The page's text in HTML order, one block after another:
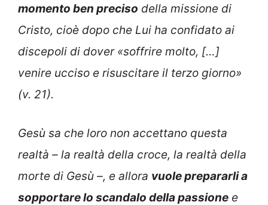
momento ben preciso della missione di
Cristo, cioè dopo che Lui ha confidato ai
discepoli di dover «soffrire molto, […]
venire ucciso e risuscitare il terzo giorno»
(v. 21).
Gesù sa che loro non accettano questa
realtà – la realtà della croce, la realtà della
morte di Gesù –, e allora vuole prepararli a
sopportare lo scandalo della passione e